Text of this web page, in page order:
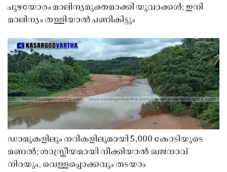
പുഴയോരം മാലിന്യമുക്തമാക്കി യുവാക്കൾ; ഇനി
മാലിന്യം തള്ളിയാൽ പണികിട്ടും
ഡാമുകളിലും നദികളിലുമായി 5,000 കോടിയുടെ
മണൽ; ശാസ്ത്രീയമായി നീക്കിയാൽ ഖജനാവ്
നിറയും, വെള്ളപ്പൊക്കവും തടയാം